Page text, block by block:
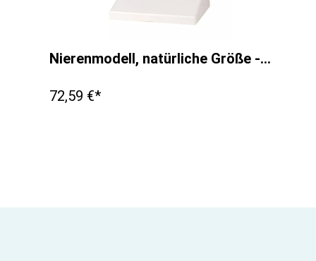
Nierenmodell, natürliche Größe - EZ Augmented Anatomy
72,59 €*